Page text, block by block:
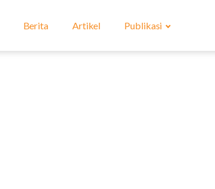
Berita Artikel Publikasi